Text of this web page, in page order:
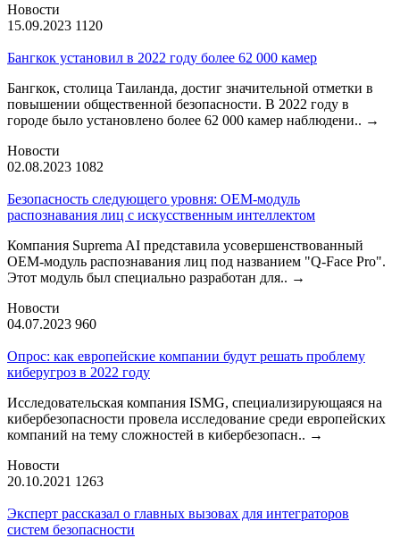
Новости
15.09.2023 1120
Бангкок установил в 2022 году более 62 000 камер
Бангкок, столица Таиланда, достиг значительной отметки в
повышении общественной безопасности. В 2022 году в
городе было установлено более 62 000 камер наблюдени.. →
Новости
02.08.2023 1082
Безопасность следующего уровня: OEM-модуль
распознавания лиц с искусственным интеллектом
Компания Suprema AI представила усовершенствованный
OEM-модуль распознавания лиц под названием "Q-Face Pro".
Этот модуль был специально разработан для.. →
Новости
04.07.2023 960
Опрос: как европейские компании будут решать проблему
киберугроз в 2022 году
Исследовательская компания ISMG, специализирующаяся на
кибербезопасности провела исследование среди европейских
компаний на тему сложностей в кибербезопасн.. →
Новости
20.10.2021 1263
Эксперт рассказал о главных вызовах для интеграторов
систем безопасности